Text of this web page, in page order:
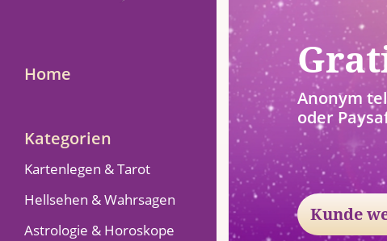
Home
Kategorien
Kartenlegen & Tarot
Hellsehen & Wahrsagen
Astrologie & Horoskope
Anonym
oder
Kunde